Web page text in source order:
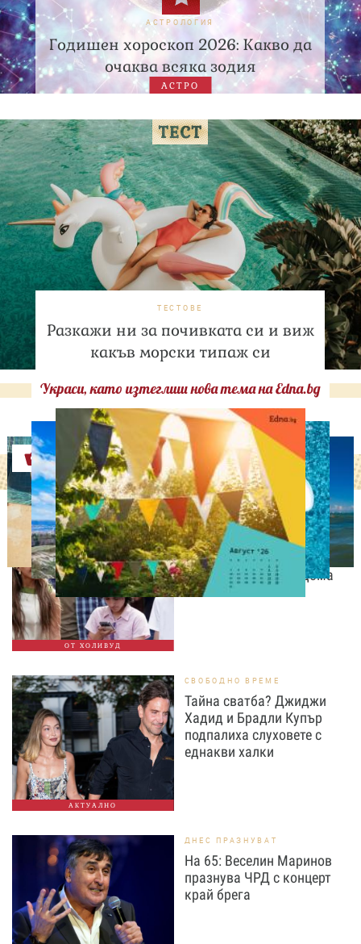
АСТРОЛОГИЯ
Годишен хороскоп 2026: Какво да
очаква всяка зодия
АСТРО
ТЕСТОВЕ
Разкажи ни за почивката си и виж
какъв морски типаж си
Украси, като изтеглиш нова тема на Edna.bg
Оферти
ОТ ХОЛИВУД
СВОБОДНО ВРЕМЕ
Дженифър Лопес събира
спомени с близнаците си
преди да напуснат дома
АКТУАЛНО
СВОБОДНО ВРЕМЕ
Тайна сватба? Джиджи
Хадид и Брадли Купър
подпалиха слуховете с
еднакви халки
ДНЕС ПРАЗНУВАТ
На 65: Веселин Маринов
празнува ЧРД с концерт
край брега